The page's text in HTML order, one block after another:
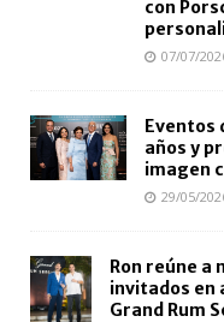
con
07/07/
Eventos
años y
imagen
29/05/
Ron reúne a
invitados en
Grand Rum